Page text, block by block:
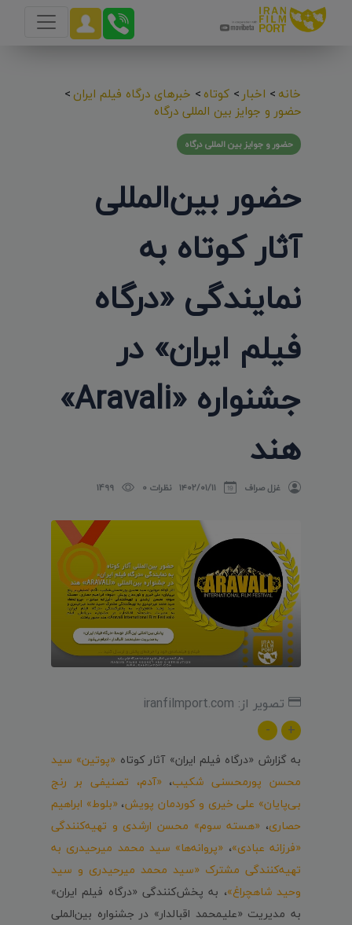
خانه> اخبار> کوتاه> خبرهای درگاه فیلم ایران>
حضور و جوایز بین المللی درگاه
حضور و جوایز بین المللی درگاه
حضور بین‌المللی
آثار کوتاه به
نمایندگی «درگاه
فیلم ایران» در
جشنواره «Aravali»
هند
غزل صراف ۱۴۰۲/۰۱/۱۱ نظرات 0 1499
تصویر از: iranfilmport.com
+
-
به گزارش «درگاه فیلم ایران» آثار کوتاه «پوتین» سید
محسن پورمحسنی شکیب،«آدم، تصنیفی بر رنج
بی‌پایان» علی خیری و کوردمان پویش،«بلوط» ابراهیم
حصاری، «هسته سوم» محسن ارشدی و تهیه‌کنندگی
«فرزانه عبادی»، «پروانه‌ها» سید محمد میرحیدری به
تهیه‌کنندگی مشترک «سید محمد میرحیدری و سید
وحید شاهچراغ»، به پخش‌کنندگی «درگاه فیلم ایران»
به مدیریت «علیمحمد اقبالدار» در جشنواره بین‌الملی